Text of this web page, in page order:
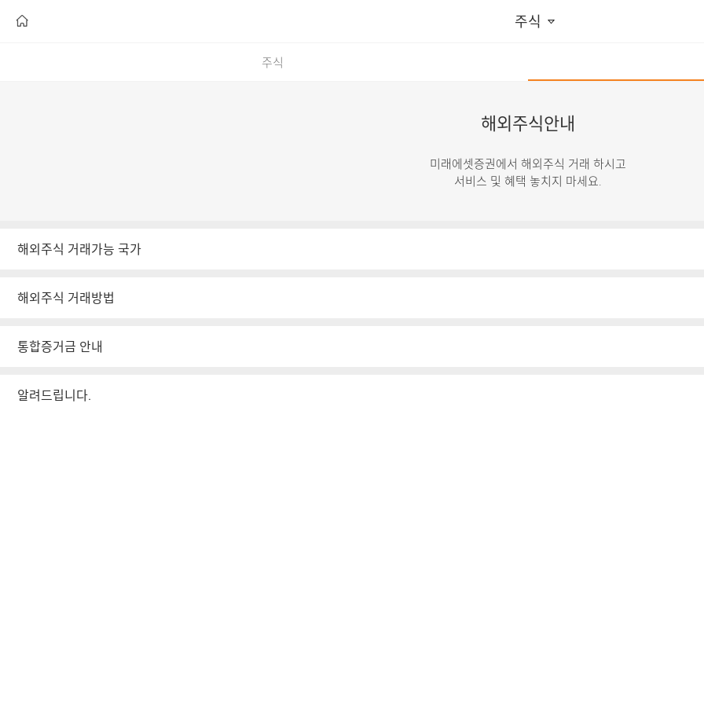
주식
주식
해외주식안내
미래에셋증권에서 해외주식 거래 하시고
서비스 및 혜택 놓치지 마세요.
해외주식 거래가능 국가
해외주식 거래방법
통합증거금 안내
알려드립니다.